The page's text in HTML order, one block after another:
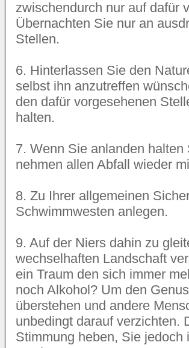
zwischendurch nur auf dafür
Übernachten Sie nur an
Stellen.
6. Hinterlassen Sie den
selbst ihn anzutreffen
den dafür vorgesehenen
halten.
7. Wenn Sie anlanden
nehmen allen Abfall wieder
8. Zu Ihrer allgemeinen
Schwimmwesten anlegen.
9. Auf der Niers dahin zu
wechselhaften Landschaft
ein Traum den sich immer
noch Alkohol? Um den
überstehen und andere
unbedingt darauf verzichten.
Stimmung heben, Sie